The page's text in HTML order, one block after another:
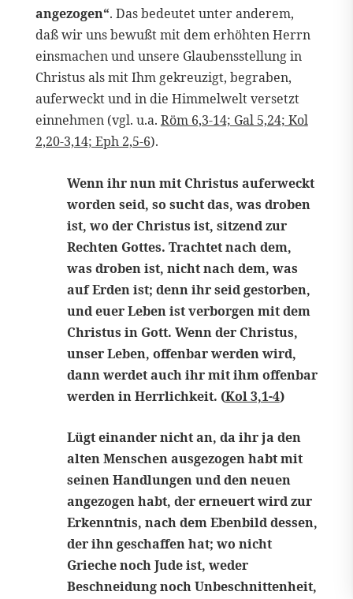
angezogen“. Das bedeutet unter anderem,
daß wir uns bewußt mit dem erhöhten Herrn
einsmachen und unsere Glaubensstellung in
Christus als mit Ihm gekreuzigt, begraben,
auferweckt und in die Himmelwelt versetzt
einnehmen (vgl. u.a. Röm 6,3-14; Gal 5,24; Kol
2,20-3,14; Eph 2,5-6).
Wenn ihr nun mit Christus auferweckt
worden seid, so sucht das, was droben
ist, wo der Christus ist, sitzend zur
Rechten Gottes. Trachtet nach dem,
was droben ist, nicht nach dem, was
auf Erden ist; denn ihr seid gestorben,
und euer Leben ist verborgen mit dem
Christus in Gott. Wenn der Christus,
unser Leben, offenbar werden wird,
dann werdet auch ihr mit ihm offenbar
werden in Herrlichkeit. (Kol 3,1-4)
Lügt einander nicht an, da ihr ja den
alten Menschen ausgezogen habt mit
seinen Handlungen und den neuen
angezogen habt, der erneuert wird zur
Erkenntnis, nach dem Ebenbild dessen,
der ihn geschaffen hat; wo nicht
Grieche noch Jude ist, weder
Beschneidung noch Unbeschnittenheit,